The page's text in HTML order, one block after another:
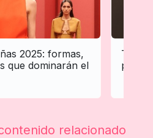
2025: formas,
que dominarán el
relacionado